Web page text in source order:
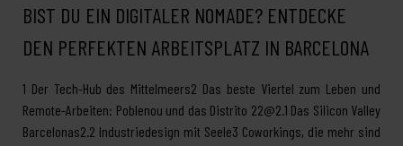
BIST DU EIN DIGITALER NOMADE? ENTDECKE
DEN PERFEKTEN ARBEITSPLATZ IN BARCELONA
1 Der Tech-Hub des Mittelmeers2 Das beste Viertel zum Leben und
Remote-Arbeiten: Poblenou und das Distrito 22@2.1 Das Silicon Valley
Barcelonas2.2 Industriedesign mit Seele3 Coworkings, die mehr sind